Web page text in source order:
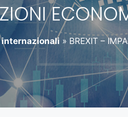
internazionali » BREXIT –